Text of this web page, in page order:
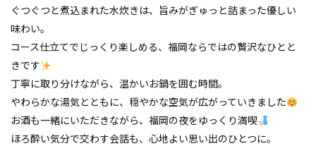
ぐつぐつと煮込まれた水炊きは、旨みがぎゅっと詰まった優しい
味わい。
コース仕立てでじっくり楽しめる、福岡ならではの贅沢なひとと
きです
丁寧に取り分けながら、温かいお鍋を囲む時間。
やわらかな湯気とともに、穏やかな空気が広がっていきました
お酒も一緒にいただきながら、福岡の夜をゆっくり満喫
ほろ酔い気分で交わす会話も、心地よい思い出のひとつに。